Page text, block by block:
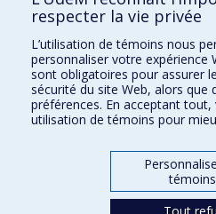
Qui fait quoi?
Nous trouver
Plan du site
Accessibilité
respecter la vie privée
L’utilisation de témoins nous
personnaliser votre expérience
sont obligatoires pour assurer
sécurité du site Web, alors que
préférences. En acceptant
utilisation de témoins pour
témoins
Tout